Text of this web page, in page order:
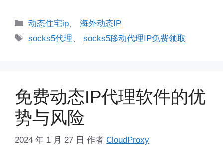
分
类
动态住宅ip、海外动态IP
标
socks5代理、socks5移动代理IP免费领取
免费动态IP代理软件的优
势与风险
2024 年 1 月 27 日 作者 CloudProxy